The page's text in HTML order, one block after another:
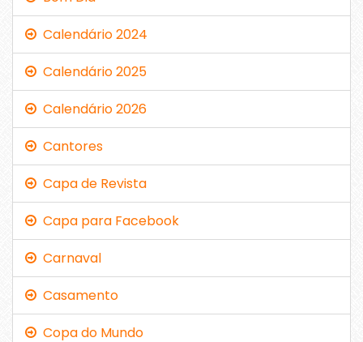
Calendário 2024
Calendário 2025
Calendário 2026
Cantores
Capa de Revista
Capa para Facebook
Carnaval
Casamento
Copa do Mundo